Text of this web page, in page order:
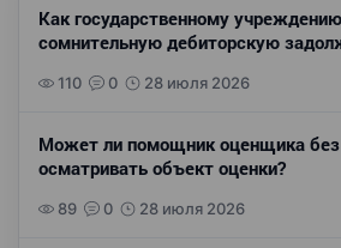
Как государственному
сомнительную дебиторскую
110 0 28 июля 2026
Может ли помощник оценщика без
осматривать объект оценки?
89 0 28 июля 2026